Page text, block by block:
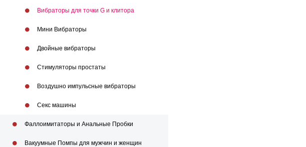
Вибраторы для точки G и клитора
Мини Вибраторы
Двойные вибраторы
Стимуляторы простаты
Воздушно импульсныe вибраторы
Секс машины
Фаллоимитаторы и Анальные Пробки
Вакуумные Помпы для мужчин и женщин